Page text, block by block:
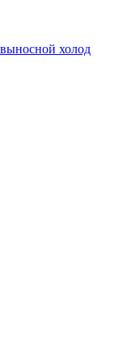
холод